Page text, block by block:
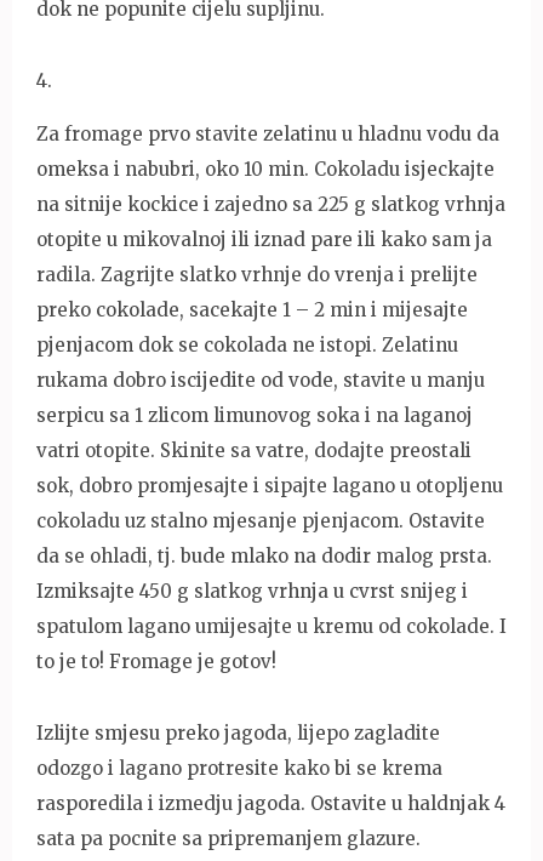
dok ne popunite cijelu supljinu.
4.
Za fromage prvo stavite zelatinu u hladnu vodu da
omeksa i nabubri, oko 10 min. Cokoladu isjeckajte
na sitnije kockice i zajedno sa 225 g slatkog vrhnja
otopite u mikovalnoj ili iznad pare ili kako sam ja
radila. Zagrijte slatko vrhnje do vrenja i prelijte
preko cokolade, sacekajte 1 – 2 min i mijesajte
pjenjacom dok se cokolada ne istopi. Zelatinu
rukama dobro iscijedite od vode, stavite u manju
serpicu sa 1 zlicom limunovog soka i na laganoj
vatri otopite. Skinite sa vatre, dodajte preostali
sok, dobro promjesajte i sipajte lagano u otopljenu
cokoladu uz stalno mjesanje pjenjacom. Ostavite
da se ohladi, tj. bude mlako na dodir malog prsta.
Izmiksajte 450 g slatkog vrhnja u cvrst snijeg i
spatulom lagano umijesajte u kremu od cokolade. I
to je to! Fromage je gotov!
Izlijte smjesu preko jagoda, lijepo zagladite
odozgo i lagano protresite kako bi se krema
rasporedila i izmedju jagoda. Ostavite u haldnjak 4
sata pa pocnite sa pripremanjem glazure.